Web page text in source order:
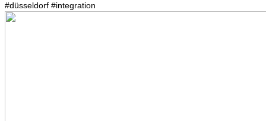
#düsseldorf #integration